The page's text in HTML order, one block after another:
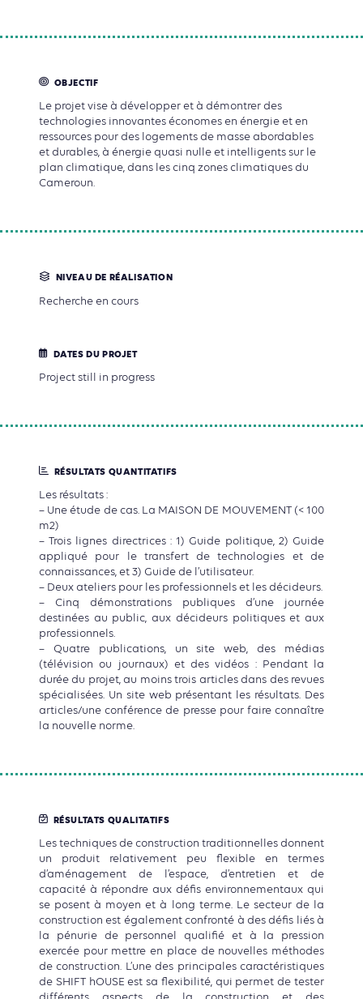
OBJECTIF
Le projet vise à développer et à démontrer des
technologies innovantes économes en énergie et en
ressources pour des logements de masse abordables
et durables, à énergie quasi nulle et intelligents sur le
plan climatique, dans les cinq zones climatiques du
Cameroun.
NIVEAU DE RÉALISATION
Recherche en cours
DATES DU PROJET
Project still in progress
RÉSULTATS QUANTITATIFS
Les résultats :
– Une étude de cas. La MAISON DE MOUVEMENT (< 100
m2)
– Trois lignes directrices : 1) Guide politique, 2) Guide
appliqué pour le transfert de technologies et de
connaissances, et 3) Guide de l’utilisateur.
– Deux ateliers pour les professionnels et les décideurs.
– Cinq démonstrations publiques d’une journée
destinées au public, aux décideurs politiques et aux
professionnels.
– Quatre publications, un site web, des médias
(télévision ou journaux) et des vidéos : Pendant la
durée du projet, au moins trois articles dans des revues
spécialisées. Un site web présentant les résultats. Des
articles/une conférence de presse pour faire connaître
la nouvelle norme.
RÉSULTATS QUALITATIFS
Les techniques de construction traditionnelles donnent
un produit relativement peu flexible en termes
d’aménagement de l’espace, d’entretien et de
capacité à répondre aux défis environnementaux qui
se posent à moyen et à long terme. Le secteur de la
construction est également confronté à des défis liés à
la pénurie de personnel qualifié et à la pression
exercée pour mettre en place de nouvelles méthodes
de construction. L’une des principales caractéristiques
de SHIFT hOUSE est sa flexibilité, qui permet de tester